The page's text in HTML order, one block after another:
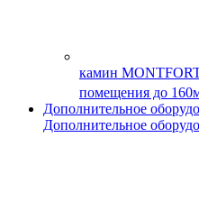
камин
помещения до
Дополнительное
Дополнительное